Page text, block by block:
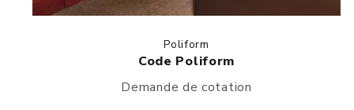
Poliform
Code Poliform
Demande de cotation